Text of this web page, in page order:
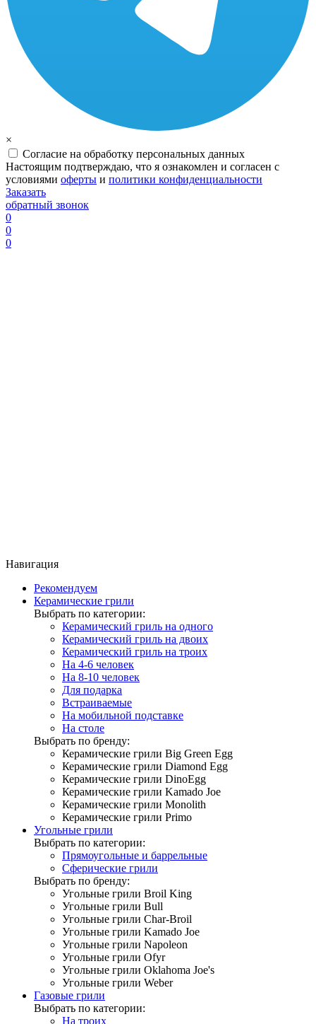
×
Согласие на обработку персональных данных
Настоящим подтверждаю, что я ознакомлен и согласен с
условиями оферты и политики конфиденциальности
Заказать
обратный звонок
0
0
0
Навигация
Рекомендуем
Керамические грили
Выбрать по категории:
Керамический гриль на одного
Керамический гриль на двоих
Керамический гриль на троих
На 4-6 человек
На 8-10 человек
Для подарка
Встраиваемые
На мобильной подставке
На столе
Выбрать по бренду:
Керамические грили Big Green Egg
Керамические грили Diamond Egg
Керамические грили DinoEgg
Керамические грили Kamado Joe
Керамические грили Monolith
Керамические грили Primo
Угольные грили
Выбрать по категории:
Прямоугольные и баррельные
Сферические грили
Выбрать по бренду:
Угольные грили Broil King
Угольные грили Bull
Угольные грили Char-Broil
Угольные грили Kamado Joe
Угольные грили Napoleon
Угольные грили Ofyr
Угольные грили Oklahoma Joe's
Угольные грили Weber
Газовые грили
Выбрать по категории:
На троих